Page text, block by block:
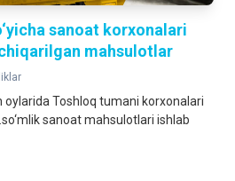
sanoat korxonalari
mahsulotlar
oylarida Toshloq tumani korxonalari
sanoat mahsulotlari ishlab